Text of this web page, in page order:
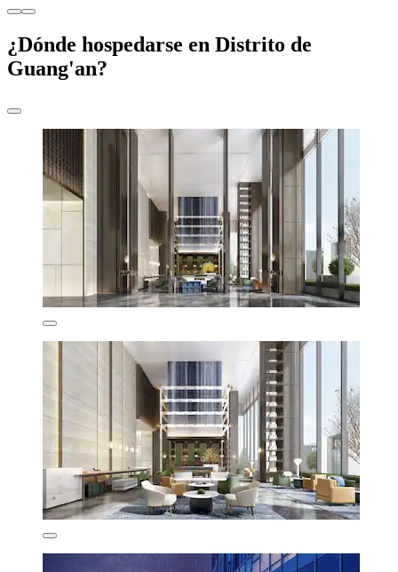
¿Dónde hospedarse en Distrito de
Guang'an?